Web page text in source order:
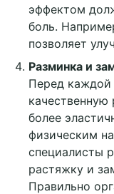
эффектом
боль.
позволяет
Разминка и
Перед каждой
более
физическим
специалисты
растяжку и
Правильно